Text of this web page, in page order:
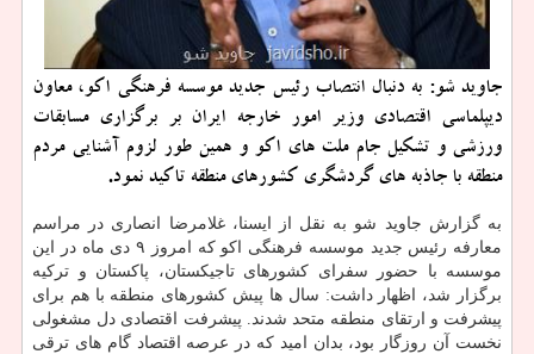
جاوید شو: به دنبال انتصاب رئیس جدید موسسه فرهنگی اكو، معاون
دیپلماسی اقتصادی وزیر امور خارجه ایران بر برگزاری مسابقات
ورزشی و تشكیل جام ملت های اكو و همین طور لزوم آشنایی مردم
منطقه با جاذبه های گردشگری كشورهای منطقه تاكید نمود.
به گزارش جاوید شو به نقل از ایسنا، غلامرضا انصاری در مراسم
معارفه رئیس جدید موسسه فرهنگی اكو كه امروز ۹ دی ماه در این
موسسه با حضور سفرای كشورهای تاجیكستان، پاكستان و تركیه
برگزار شد، اظهار داشت: سال ها پیش كشورهای منطقه با هم برای
پیشرفت و ارتقای منطقه متحد شدند. پیشرفت اقتصادی دل مشغولی
نخست آن روزگار بود، بدان امید كه در عرصه اقتصاد گام های ترقی